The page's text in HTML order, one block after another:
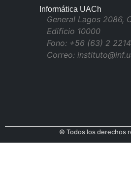
Informática UACh
General Lagos 2086,
Edificio 10000
Fono: +56 (63) 2
Correo:
© Todos los derechos